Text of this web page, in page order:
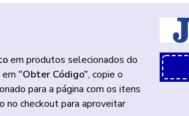
em produtos selecionados do
em “Obter Código”, copie o
para a página com os itens
no checkout para aproveitar